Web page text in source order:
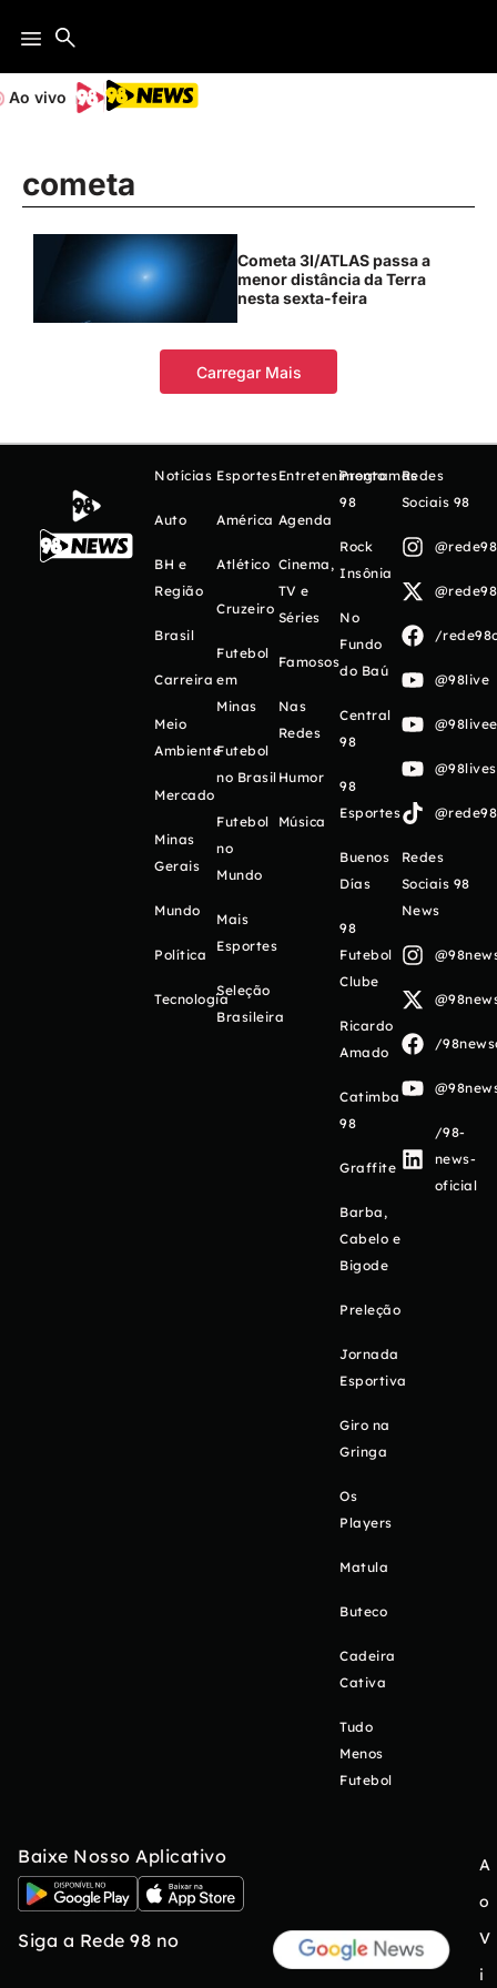
Ao vivo
cometa
Cometa 3I/ATLAS passa a
menor distância da Terra
nesta sexta-feira
Carregar Mais
Notícias
Auto
BH e
Região
Brasil
Carreira
Meio
Ambiente
Mercado
Minas
Gerais
Mundo
Política
Tecnologia
Esportes
América
Atlético
Cruzeiro
Futebol
em
Minas
Futebol
no Brasil
Futebol
no
Mundo
Mais
Esportes
Seleção
Brasileira
Entretenimento
Agenda
Cinema,
TV e
Séries
Famosos
Nas
Redes
Humor
Música
Programas
98
Rock
Insônia
No
Fundo
do Baú
Central
98
98
Esportes
Buenos
Días
98
Futebol
Clube
Ricardo
Amado
Catimba
98
Graffite
Barba,
Cabelo e
Bigode
Preleção
Jornada
Esportiva
Giro na
Gringa
Os
Players
Matula
Buteco
Cadeira
Cativa
Tudo
Menos
Futebol
Redes
Sociais 98
/
@98live
Redes
Sociais 98
News
/
/98-
news-
oficial
Baixe Nosso Aplicativo
Siga a Rede 98 no
A
o
V
i